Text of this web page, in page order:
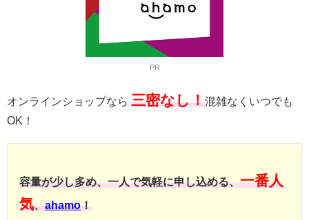
PR
オンラインショップなら 三密なし！混雑なくいつでも
OK！
容量が少し多め、一人で気軽に申し込める、一番人
気、ahamo！